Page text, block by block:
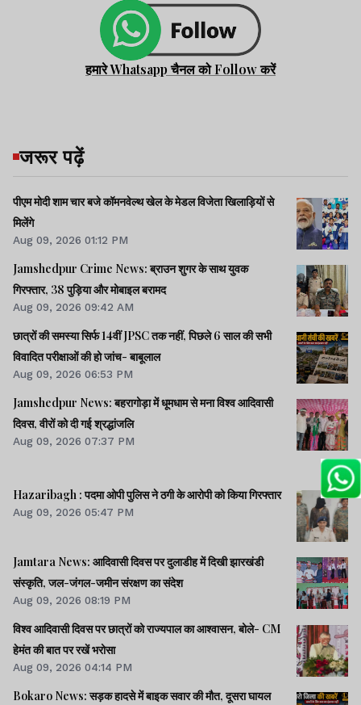
हमारे Whatsapp चैनल को Follow करें
जरूर पढ़ें
पीएम मोदी शाम चार बजे कॉमनवेल्थ खेल के मेडल विजेता खिलाड़ियों से
मिलेंगे
Aug 09, 2026 01:12 PM
Jamshedpur Crime News: ब्राउन शुगर के साथ युवक
गिरफ्तार, 38 पुड़िया और मोबाइल बरामद
Aug 09, 2026 09:42 AM
छात्रों की समस्या सिर्फ 14वीं JPSC तक नहीं, पिछले 6 साल की सभी
विवादित परीक्षाओं की हो जांच- बाबूलाल
Aug 09, 2026 06:53 PM
Jamshedpur News: बहरागोड़ा में धूमधाम से मना विश्व आदिवासी
दिवस, वीरों को दी गई श्रद्धांजलि
Aug 09, 2026 07:37 PM
Hazaribagh : पदमा ओपी पुलिस ने ठगी के आरोपी को किया गिरफ्तार
Aug 09, 2026 05:47 PM
Jamtara News: आदिवासी दिवस पर दुलाडीह में दिखी झारखंडी
संस्कृति, जल-जंगल-जमीन संरक्षण का संदेश
Aug 09, 2026 08:19 PM
विश्व आदिवासी दिवस पर छात्रों को राज्यपाल का आश्वासन, बोले- CM
हेमंत की बात पर रखें भरोसा
Aug 09, 2026 04:14 PM
Bokaro News: सड़क हादसे में बाइक सवार की मौत, दूसरा घायल